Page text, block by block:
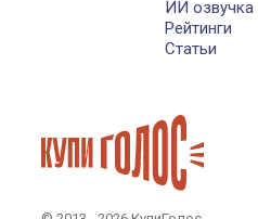
ИИ озвучка
Рейтинги
Статьи